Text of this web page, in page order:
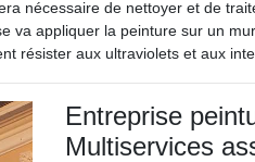
nécessaire de nettoyer et de
va appliquer la peinture sur un
résister aux ultraviolets et aux
Entreprise
Multiservices